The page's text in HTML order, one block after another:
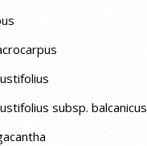
subsp. balcanicus